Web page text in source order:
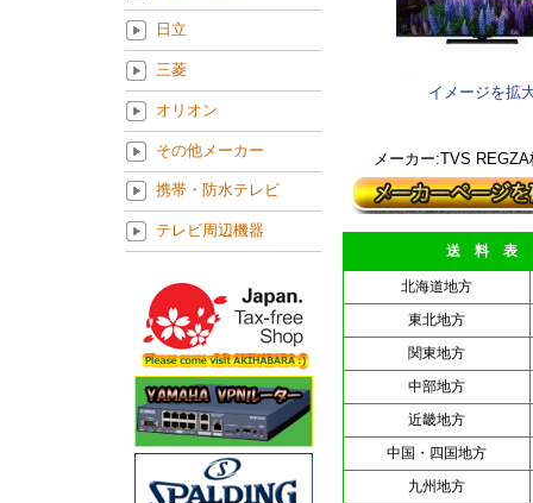
イメージを拡
メーカー:TVS
送 料 表
北海道地方
東北地方
関東地方
中部地方
近畿地方
中国・四国地方
九州地方
日立
三菱
オリオン
その他メーカー
携帯・防水テレビ
テレビ周辺機器